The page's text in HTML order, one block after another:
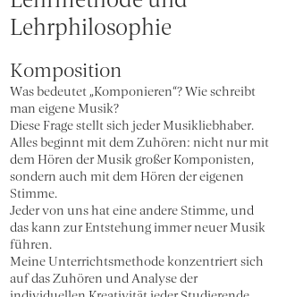
Lehrphilosophie
Komposition
Was bedeutet „Komponieren“? Wie schreibt
man eigene Musik?
Diese Frage stellt sich jeder Musikliebhaber.
Alles beginnt mit dem Zuhören: nicht nur mit
dem Hören der Musik großer Komponisten,
sondern auch mit dem Hören der eigenen
Stimme.
Jeder von uns hat eine andere Stimme, und
das kann zur Entstehung immer neuer Musik
führen.
Meine Unterrichtsmethode konzentriert sich
auf das Zuhören und Analyse der